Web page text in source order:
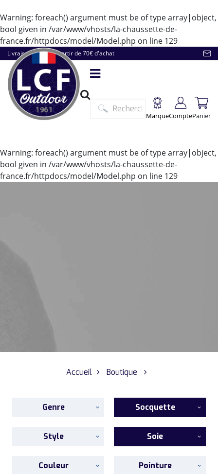
Warning: foreach() argument must be of type array|object,
bool given in /var/www/vhosts/la-chaussette-de-
france.fr/httpdocs/model/Model.php on line 129
Livraison offerte à partir de 70€ d'achat
MarqueComptePanier
Warning: foreach() argument must be of type array|object,
bool given in /var/www/vhosts/la-chaussette-de-
france.fr/httpdocs/model/Model.php on line 129
Accueil Boutique
Genre Socquette
Style Soie
Couleur Pointure